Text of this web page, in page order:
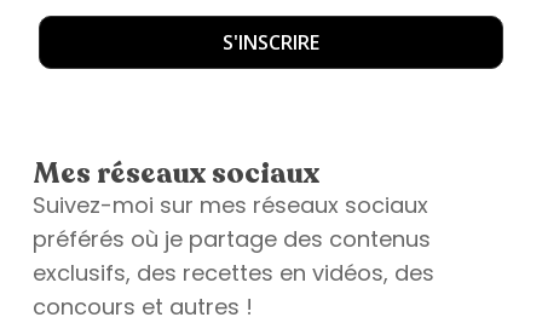
Mes réseaux sociaux
Suivez-moi sur mes réseaux sociaux
préférés où je partage des contenus
exclusifs, des recettes en vidéos, des
concours et autres !